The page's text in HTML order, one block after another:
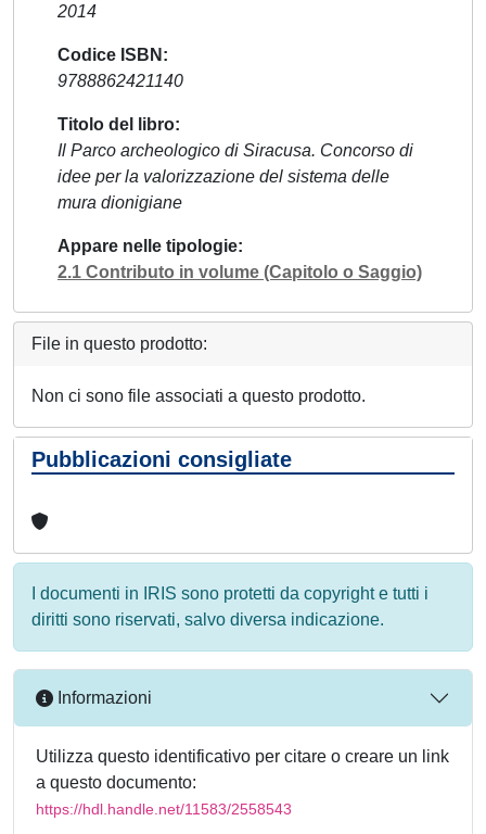
2014
Codice ISBN
9788862421140
Titolo del libro
Il Parco archeologico di Siracusa. Concorso di
idee per la valorizzazione del sistema delle
mura dionigiane
Appare nelle tipologie
2.1 Contributo in volume (Capitolo o Saggio)
File in questo prodotto:
Non ci sono file associati a questo prodotto.
Pubblicazioni consigliate
I documenti in IRIS sono protetti da copyright e tutti i
diritti sono riservati, salvo diversa indicazione.
Informazioni
Utilizza questo identificativo per citare o creare un link
a questo documento:
https://hdl.handle.net/11583/2558543